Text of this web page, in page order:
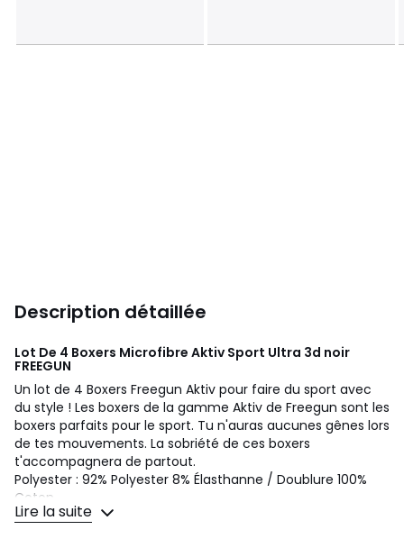
Description détaillée
Lot De 4 Boxers Microfibre Aktiv Sport Ultra 3d noir
FREEGUN
Un lot de 4 Boxers Freegun Aktiv pour faire du sport avec
du style ! Les boxers de la gamme Aktiv de Freegun sont les
boxers parfaits pour le sport. Tu n'auras aucunes gênes lors
de tes mouvements. La sobriété de ces boxers
t'accompagnera de partout.
Polyester : 92% Polyester 8% Élasthanne / Doublure 100%
Coton
Lire la suite